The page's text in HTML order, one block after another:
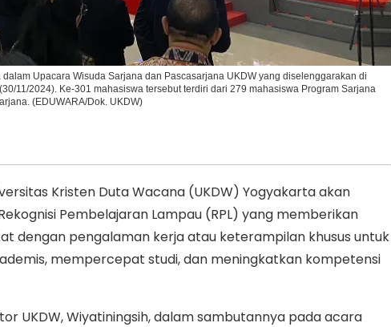
Upacara Wisuda Sarjana dan Pascasarjana UKDW yang diselenggarakan di
11/2024). Ke-301 mahasiswa tersebut terdiri dari 279 mahasiswa Program Sarjana
(EDUWARA/Dok. UKDW)
Kristen Duta Wacana (UKDW) Yogyakarta akan
Pembelajaran Lampau (RPL) yang memberikan
dengan pengalaman kerja atau keterampilan khusus untuk
mempercepat studi, dan meningkatkan kompetensi
UKDW, Wiyatiningsih, dalam sambutannya pada acara